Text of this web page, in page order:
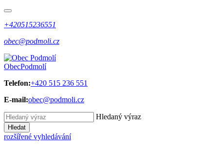
+420515236551
obec@podmoli.cz
ObecPodmolí
Telefon:+420 515 236 551
E-mail:obec@podmoli.cz
Hledaný výraz
Hledat
rozšířené vyhledávání